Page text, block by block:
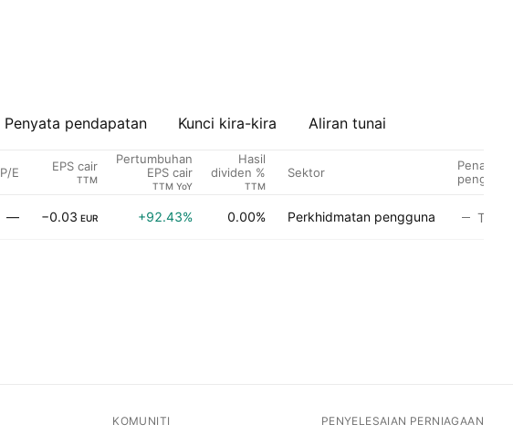
Penyata pendapatan Kunci kira-kira Aliran tunai
P/E EPS cair
TTM
Pertumbuhan
EPS cair
TTM YoY
Hasil
dividen %
TTM
Sektor
— −0.03 EUR +92.43% 0.00% Perkhidmatan pengguna
KOMUNITI PENYELESAIAN PERNIAGAAN